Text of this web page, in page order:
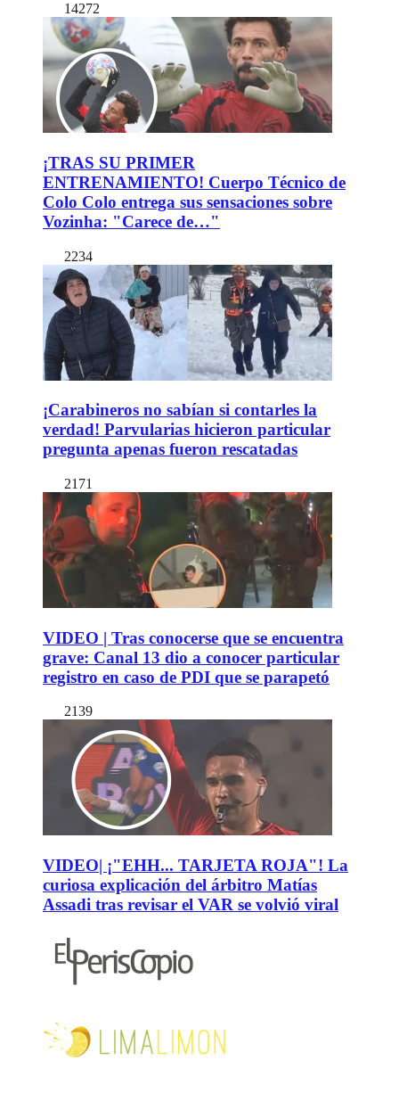
14272
¡TRAS SU PRIMER
ENTRENAMIENTO! Cuerpo Técnico de
Colo Colo entrega sus sensaciones sobre
Vozinha: "Carece de…"
2234
¡Carabineros no sabían si contarles la
verdad! Parvularias hicieron particular
pregunta apenas fueron rescatadas
2171
VIDEO | Tras conocerse que se encuentra
grave: Canal 13 dio a conocer particular
registro en caso de PDI que se parapetó
2139
VIDEO| ¡"EHH... TARJETA ROJA"! La
curiosa explicación del árbitro Matías
Assadi tras revisar el VAR se volvió viral